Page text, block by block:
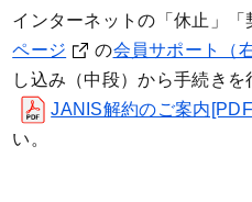
インターネットの「休止」「
ページ
の会員サポート（
し込み（中段）から手続きを
JANIS解約のご案内
い。